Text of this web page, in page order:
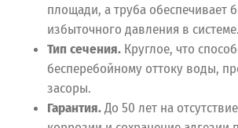
площади, а труба обеспечивает
избыточного давления в системе.
Тип сечения. Круглое, что
бесперебойному оттоку воды,
засоры.
Гарантия.До 50 лет на